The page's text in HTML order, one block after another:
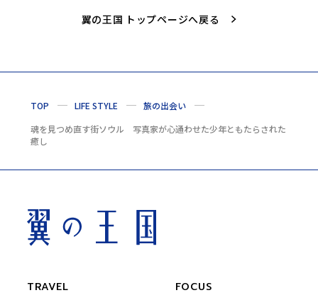
翼の王国 トップページへ戻る
TOP LIFE STYLE
旅の出会い
魂を見つめ直す街ソウル 写真家が心通わせた少年ともたらされた
癒し
TRAVEL FOCUS